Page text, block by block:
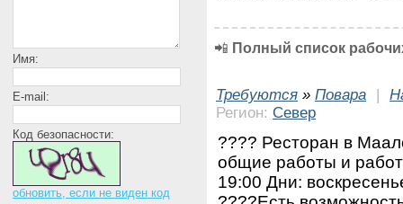
📲 Полный список
Требуются » Повара |
Регион: Север
???? Ресторан в
общие работы и
19:00 Дни:
Имя:
E-mail:
Код безопасности:
обновить, если не виден код